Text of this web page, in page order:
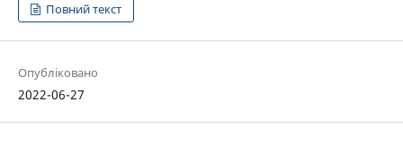
Повний текст
Опубліковано
2022-06-27